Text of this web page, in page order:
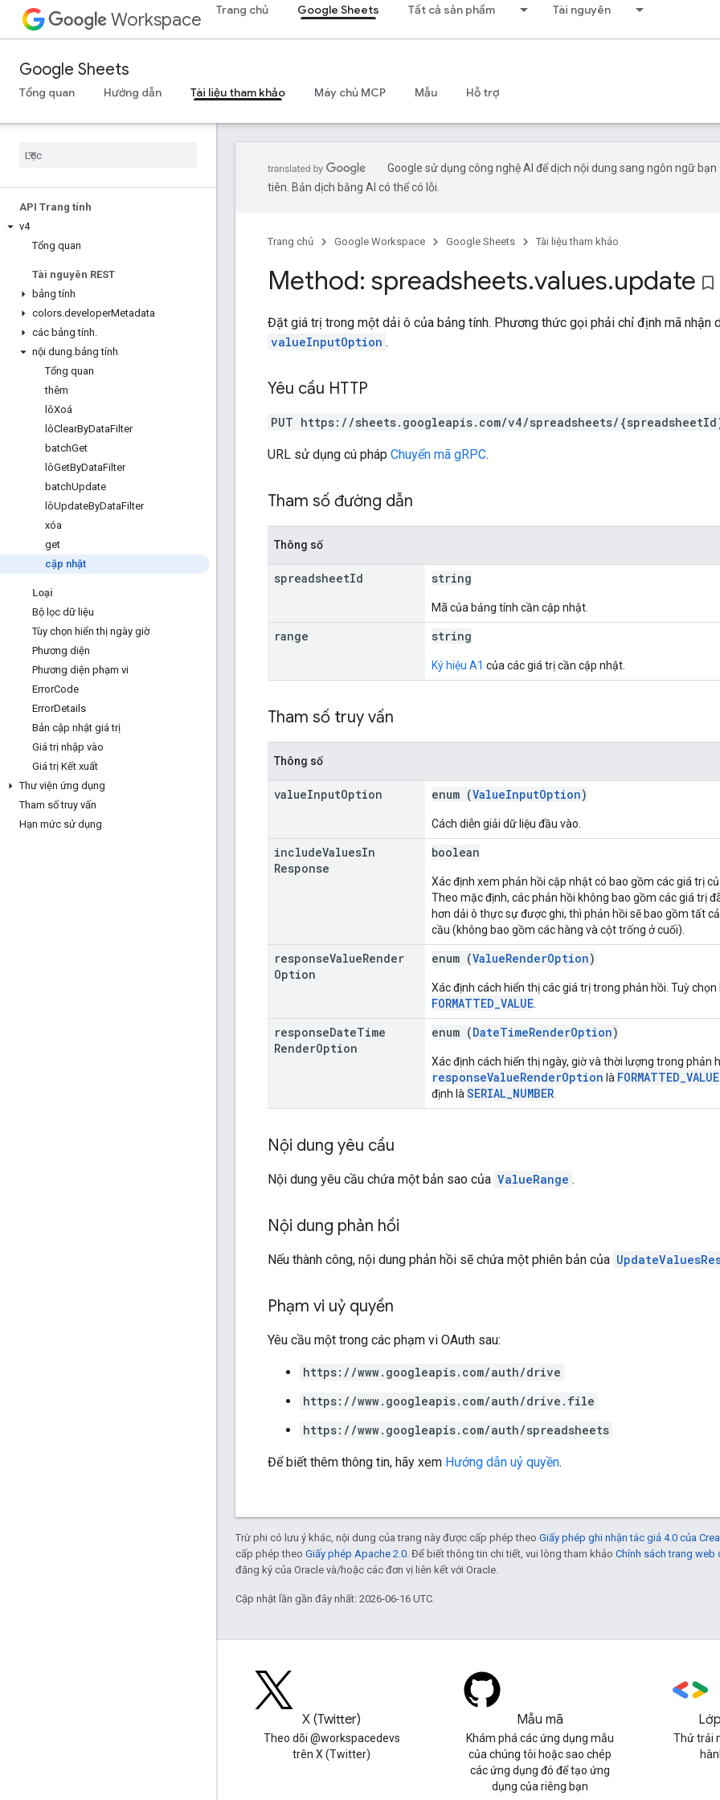
Workspace Trang chủ Google Sheets Tất cả sản phẩm Tài nguyên
Google Sheets
Tổng quan Hướng dẫn Tài liệu tham khảo Máy chủ MCP Mẫu Hỗ trợ
API Trang tính
v4
Tổng quan
Tài nguyên REST
bảng tính
colors.developerMetadata
các bảng tính.
nội dung.bảng tính
Tổng quan
thêm
lôXoá
lôClearByDataFilter
batchGet
lôGetByDataFilter
batchUpdate
lôUpdateByDataFilter
xóa
get
cập nhật
Loại
Bộ lọc dữ liệu
Tùy chọn hiển thị ngày giờ
Phương diện
Phương diện phạm vi
ErrorCode
ErrorDetails
Bản cập nhật giá trị
Giá trị nhập vào
Giá trị Kết xuất
Thư viện ứng dụng
Tham số truy vấn
Hạn mức sử dụng
Google sử dụng công nghệ AI để dịch nội dung sang ngôn ngữ bạn
tiên. Bản dịch bằng AI có thể có lỗi.
Trang chủ Google Workspace Google Sheets Tài liệu tham khảo
Method: spreadsheets.values.update bookmark_border
Đặt giá trị trong một dải ô của bảng tính. Phương thức gọi phải chỉ định mã nhận
valueInputOption .
Yêu cầu HTTP
PUT https://sheets.googleapis.com/v4/spreadsheets/
URL sử dụng cú pháp Chuyển mã gRPC.
Tham số đường dẫn
Thông số
spreadsheetId string
Mã của bảng tính cần cập nhật.
range string
Ký hiệu A1 của các giá trị cần cập nhật.
Tham số truy vấn
Thông số
valueInputOption enum (ValueInputOption)
Cách diễn giải dữ liệu đầu vào.
includeValuesIn
Response
boolean
Xác định xem phản hồi cập nhật có bao gồm các giá trị
Theo mặc định, các phản hồi không bao gồm các giá trị
hơn dải ô thực sự được ghi, thì phản hồi sẽ bao gồm tất
cầu (không bao gồm các hàng và cột trống ở cuối).
responseValueRender
Option
enum (ValueRenderOption)
Xác định cách hiển thị các giá trị trong phản hồi. Tuỳ
FORMATTED_VALUE
responseDateTime
RenderOption
enum (DateTimeRenderOption)
Xác định cách hiển thị ngày, giờ và thời lượng trong phản
responseValueRenderOption là FORMATTED_VALUE
định là SERIAL_NUMBER
Nội dung yêu cầu
Nội dung yêu cầu chứa một bản sao của ValueRange .
Nội dung phản hồi
Nếu thành công, nội dung phản hồi sẽ chứa một phiên bản của
Phạm vi uỷ quyền
Yêu cầu một trong các phạm vi OAuth sau:
https://www.googleapis.com/auth/drive
https://www.googleapis.com/auth/drive.file
https://www.googleapis.com/auth/spreadsheets
Để biết thêm thông tin, hãy xem Hướng dẫn uỷ quyền.
Trừ phi có lưu ý khác, nội dung của trang này được cấp phép theo Giấy phép ghi nhận tác giả 4.0 của
cấp phép theo Giấy phép Apache 2.0 . Để biết thông tin chi tiết, vui lòng tham khảo Chính sách trang web
đăng ký của Oracle và/hoặc các đơn vị liên kết với Oracle.
Cập nhật lần gần đây nhất: 2026-06-16 UTC.
X (Twitter)
Theo dõi @workspacedevs
trên X (Twitter)
Mẫu mã
Khám phá các ứng dụng mẫu
của chúng tôi hoặc sao chép
các ứng dụng đó để tạo ứng
dụng của riêng bạn
Thử trải